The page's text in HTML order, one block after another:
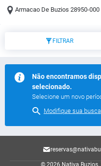
Armacao De Buzios 28950-000
FILTRAR
Não encontramos
selecionado.
Selecione um novo
Modifique sua busca
© 2026 Nativa Buzios.